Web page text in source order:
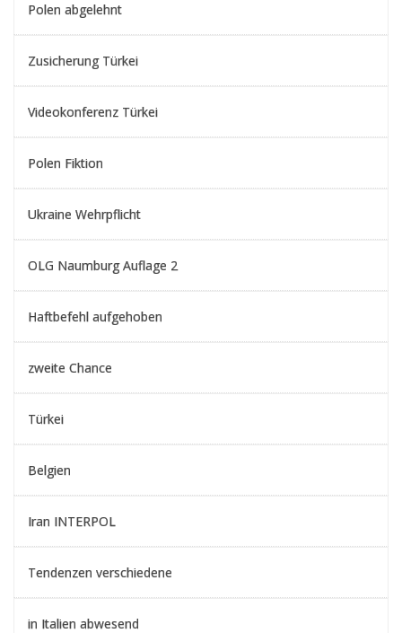
Polen abgelehnt
Zusicherung Türkei
Videokonferenz Türkei
Polen Fiktion
Ukraine Wehrpflicht
OLG Naumburg Auflage 2
Haftbefehl aufgehoben
zweite Chance
Türkei
Belgien
Iran INTERPOL
Tendenzen verschiedene
in Italien abwesend